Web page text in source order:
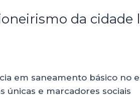
da
em saneamento básico no
únicas e marcadores sociais